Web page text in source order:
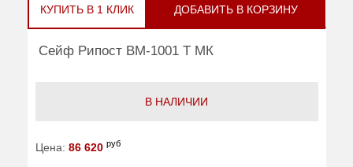
КУПИТЬ В 1 КЛИК ДОБАВИТЬ В КОРЗИНУ
Сейф Рипост ВМ-1001 Т МК
В НАЛИЧИИ
Цена: 86 620 руб